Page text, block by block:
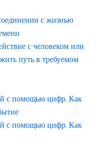
с жизнью
с человеком или
путь в требуемом
с помощью цифр. Как
с помощью цифр. Как